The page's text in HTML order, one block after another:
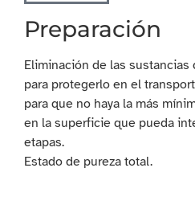
Preparación
Eliminación de las
para protegerlo en el
para que no haya la más
en la superficie que pueda
etapas.
Estado de pureza total.